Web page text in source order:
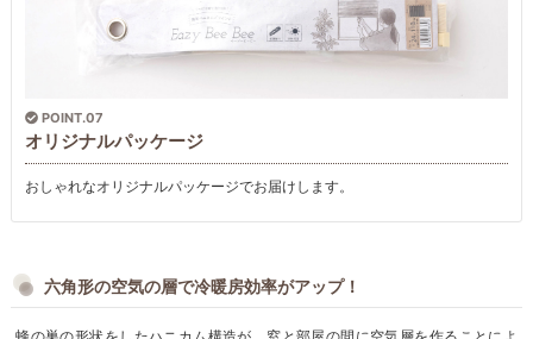
POINT.07
オリジナルパッケージ
おしゃれなオリジナルパッケージでお届けします。
六角形の空気の層で冷暖房効率がアップ！